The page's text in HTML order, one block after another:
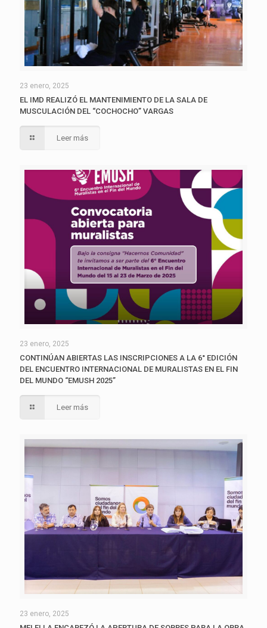
23 enero, 2025
EL IMD REALIZÓ EL MANTENIMIENTO DE LA SALA DE
MUSCULACIÓN DEL “COCHOCHO” VARGAS
Leer más
23 enero, 2025
CONTINÚAN ABIERTAS LAS INSCRIPCIONES A LA 6° EDICIÓN
DEL ENCUENTRO INTERNACIONAL DE MURALISTAS EN EL FIN
DEL MUNDO “EMUSH 2025”
Leer más
23 enero, 2025